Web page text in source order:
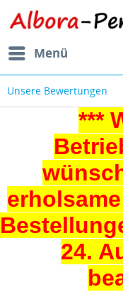
Menü
Unsere Bewertungen
***
24.